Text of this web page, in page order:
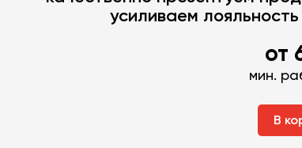
усиливаем
от
мин.
В